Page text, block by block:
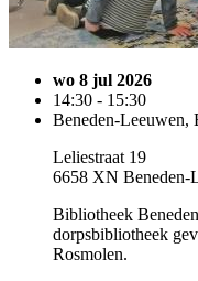
wo 8 jul 2026
14:30 - 15:30
Beneden-Leeuwen,
Leliestraat 19
6658 XN Beneden-
Bibliotheek
dorpsbibliotheek
Rosmolen.